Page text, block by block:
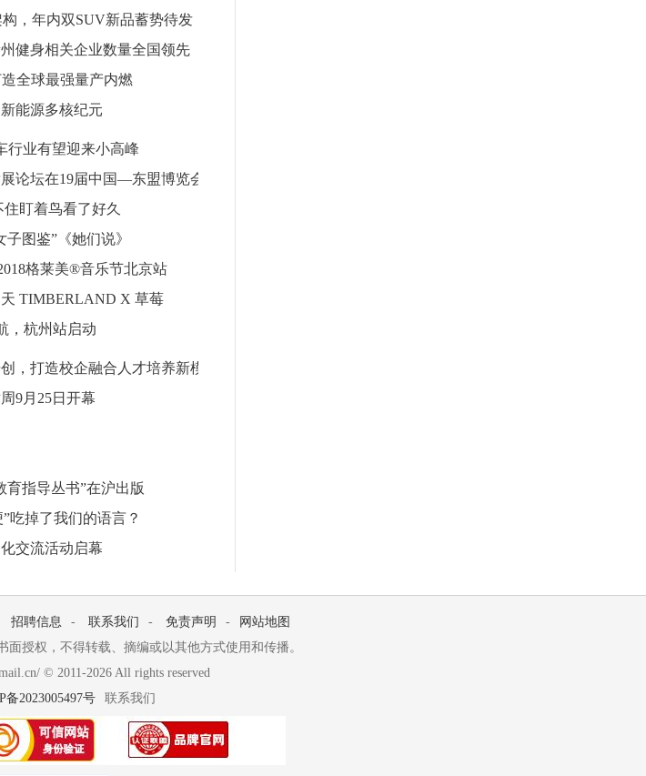
，年内双SUV新品蓄势待发
健身相关企业数量全国领先
造全球最强量产内燃
能源多核纪元
行业有望迎来小高峰
论坛在19届中国—东盟博览会
盯着鸟看了好久
图鉴”《她们说》
格莱美®音乐节北京站
TIMBERLAND X 草莓
，杭州站启动
，打造校企融合人才培养新模
9月25日开幕
育指导丛书”在沪出版
吃掉了我们的语言？
交流活动启幕
招聘信息 - 联系我们 - 免责声明 -
网站地图
授权，不得转载、摘编或以其他方式使用和传播。
© 2011-2026 All rights reserved
备2023005497号 联系我们